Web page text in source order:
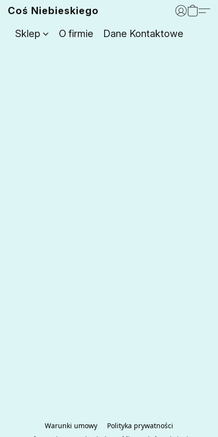
Coś Niebieskiego
Sklep
O firmie Dane Kontaktowe
Warunki umowy
Polityka prywatności